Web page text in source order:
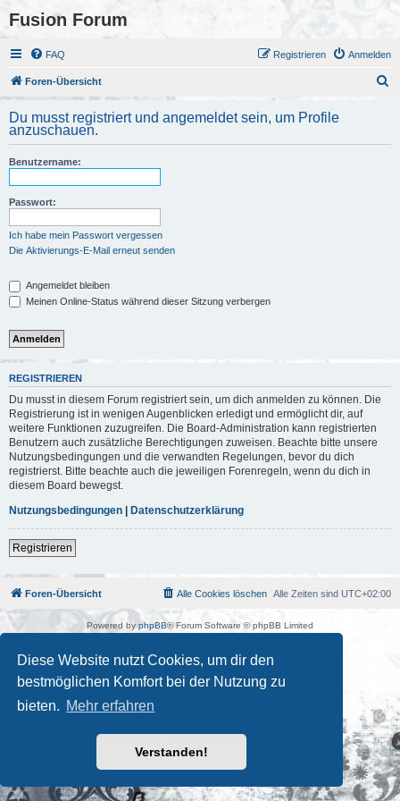
Diese Website nutzt Cookies, um dir den
bestmöglichen Komfort bei der Nutzung zu
bieten. Mehr erfahren
Verstanden!
Fusion Forum
FAQ Anmelden
Registrieren
Foren-Übersicht
h
Du musst registriert und angemeldet sein, um Profile
anzuschauen.
Benutzername:
Passwort:
Ich habe mein Passwort vergessen
Die Aktivierungs-E-Mail erneut senden
Angemeldet bleiben
Meinen Online-Status während dieser Sitzung verbergen
REGISTRIEREN
Du musst in diesem Forum registriert sein, um dich anmelden zu können. Die
Registrierung ist in wenigen Augenblicken erledigt und ermöglicht dir, auf
weitere Funktionen zuzugreifen. Die Board-Administration kann registrierten
Benutzern auch zusätzliche Berechtigungen zuweisen. Beachte bitte unsere
Nutzungsbedingungen und die verwandten Regelungen, bevor du dich
registrierst. Bitte beachte auch die jeweiligen Forenregeln, wenn du dich in
diesem Board bewegst.
Nutzungsbedingungen | Datenschutzerklärung
Registrieren
Foren-Übersicht Alle Zeiten sind UTC+02:00
Alle Cookies löschen
Powered by phpBB® Forum Software © phpBB Limited
Kulturkosmos Müritz e.V|Fusion Festival|Mastodon